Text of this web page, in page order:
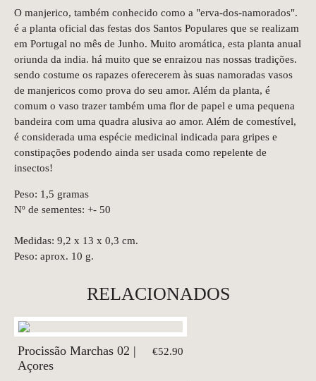
O manjerico, também conhecido como a "erva-dos-namorados".
é a planta oficial das festas dos Santos Populares que se realizam
em Portugal no mês de Junho. Muito aromática, esta planta anual
oriunda da india. há muito que se enraizou nas nossas tradições.
sendo costume os rapazes oferecerem às suas namoradas vasos
de manjericos como prova do seu amor. Além da planta, é
comum o vaso trazer também uma flor de papel e uma pequena
bandeira com uma quadra alusiva ao amor. Além de comestível,
é considerada uma espécie medicinal indicada para gripes e
constipações podendo ainda ser usada como repelente de
insectos!
Peso: 1,5 gramas
Nº de sementes: +- 50
Medidas: 9,2 x 13 x 0,3 cm.
Peso: aprox. 10 g.
RELACIONADOS
Procissão Marchas 02 |
Açores
€52.90